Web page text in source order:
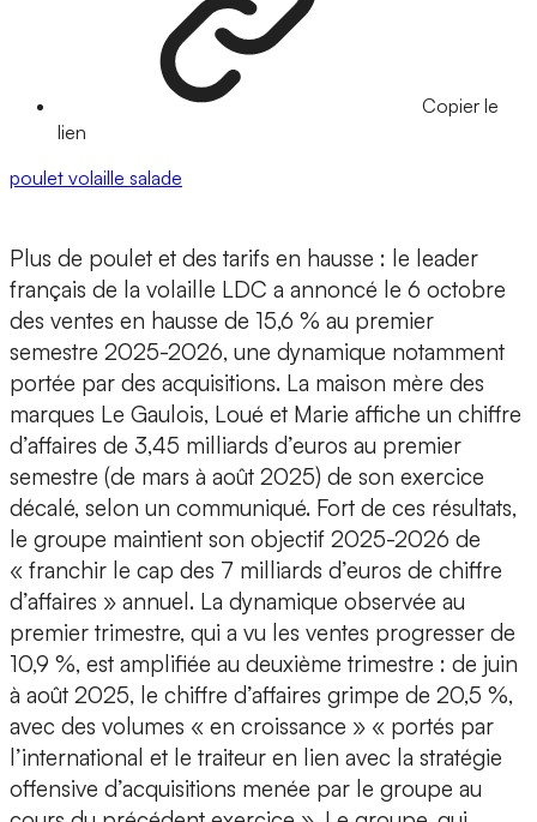
Copier le
lien
poulet volaille salade
Plus de poulet et des tarifs en hausse : le leader
français de la volaille LDC a annoncé le 6 octobre
des ventes en hausse de 15,6 % au premier
semestre 2025-2026, une dynamique notamment
portée par des acquisitions. La maison mère des
marques Le Gaulois, Loué et Marie affiche un chiffre
d’affaires de 3,45 milliards d’euros au premier
semestre (de mars à août 2025) de son exercice
décalé, selon un communiqué. Fort de ces résultats,
le groupe maintient son objectif 2025-2026 de
« franchir le cap des 7 milliards d’euros de chiffre
d’affaires » annuel. La dynamique observée au
premier trimestre, qui a vu les ventes progresser de
10,9 %, est amplifiée au deuxième trimestre : de juin
à août 2025, le chiffre d’affaires grimpe de 20,5 %,
avec des volumes « en croissance » « portés par
l’international et le traiteur en lien avec la stratégie
offensive d’acquisitions menée par le groupe au